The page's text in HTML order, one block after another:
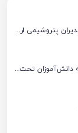
غبارروبی مزار شهدا در ماهشهر با حضور مدیران پتروشیمی اروند و مسئولان شهری
پتروشیمی اروند ۹۸۵ بسته نوشت‌افزار به دانش‌آموزان تحت پوشش کمیته امداد بندرماهشهر اهدا کرد